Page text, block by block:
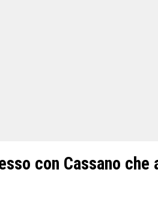
con Cassano che